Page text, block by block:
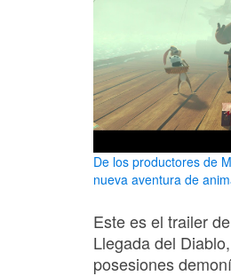
De los productores de
nueva aventura de
Este es el trailer
Llegada del
posesiones